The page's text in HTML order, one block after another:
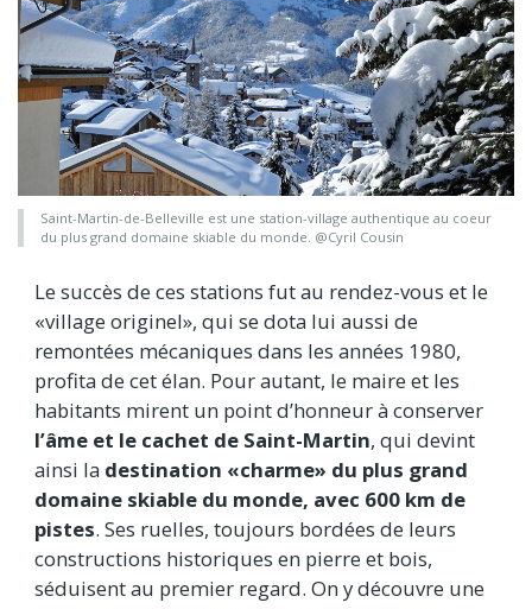
Saint-Martin-de-Belleville est une station-village authentique au coeur
du plus grand domaine skiable du monde. @Cyril Cousin
Le succès de ces stations fut au rendez-vous et le
«village originel», qui se dota lui aussi de
remontées mécaniques dans les années 1980,
profita de cet élan. Pour autant, le maire et les
habitants mirent un point d’honneur à conserver
l’âme et le cachet de Saint-Martin, qui devint
ainsi la destination «charme» du plus grand
domaine skiable du monde, avec 600 km de
pistes. Ses ruelles, toujours bordées de leurs
constructions historiques en pierre et bois,
séduisent au premier regard. On y découvre une